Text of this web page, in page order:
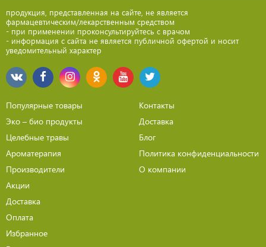
продукция, представленная на сайте, не является
фармацевтическим/лекарственным средством
- при применении проконсультируйтесь с врачом
- информация с сайта не является публичной офертой и носит
уведомительный характер
Популярные товары
Эко – био продукты
Целебные травы
Ароматерапия
Производители
Акции
Доставка
Оплата
Избранное
Контакты
Доставка
Блог
Политика конфиденциальности
О компании